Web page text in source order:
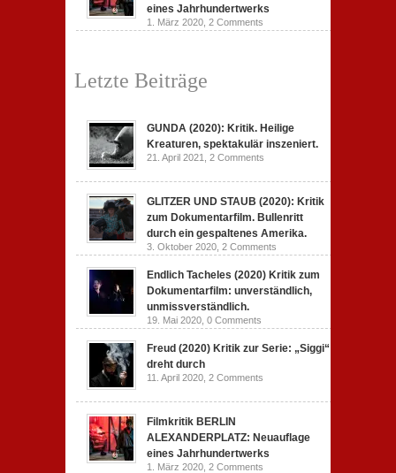
eines Jahrhundertwerks
1. März 2020, 2 Comments
Letzte Beiträge
GUNDA (2020): Kritik. Heilige
Kreaturen, spektakulär inszeniert.
21. April 2021, 2 Comments
GLITZER UND STAUB (2020): Kritik
zum Dokumentarfilm. Bullenritt
durch ein gespaltenes Amerika.
3. Oktober 2020, 2 Comments
Endlich Tacheles (2020) Kritik zum
Dokumentarfilm: unverständlich,
unmissverständlich.
19. Mai 2020, 0 Comments
Freud (2020) Kritik zur Serie: „Siggi“
dreht durch
11. April 2020, 2 Comments
Filmkritik BERLIN
ALEXANDERPLATZ: Neuauflage
eines Jahrhundertwerks
1. März 2020, 2 Comments